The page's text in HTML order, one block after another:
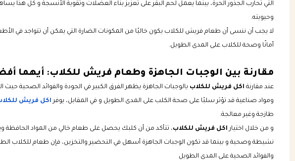
التي تحارب الجذور الحرة، بينما يعمل لحم البقر على تعزيز بناء العضلات وتقوية الأنسجة و كل
وحيويته.
لا يجب أن ننسى أن طعام فريش للكلاب يكون خاليًا من المكونات الضارة التي يمكن أن تتواجد في
أمانًا وصحة للكلاب على المدى الطويل.
مقارنة بين الوجبات الجاهزة وطعام فريش للكلاب: أيهما
عند مقارنة اكل فريش للكلاب بالوجبات الجاهزة يظهر الفرق الكبير في الجودة والفوائد الصحية
ومواد صناعية قد تؤثر سلبًا على صحة الكلب على المدى الطويل و في المقابل، يوفر اكل فريش
طازجة وغير معالجة.
و من خلال اختياراكل فريش للكلاب، تتأكد من أن كلبك يحصل على طعام خالي من المواد الحافظة
نشيطة وصحية و بينما قد تكون الوجبات الجاهزة أسهل في التحضير والتخزين، فإن طعام للكلاب
والفوائد الصحية على المدى الطويل